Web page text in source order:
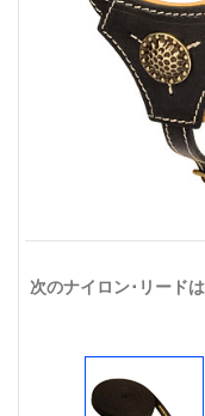
次のナイロン･リード